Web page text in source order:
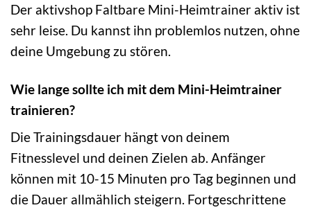
Der aktivshop Faltbare Mini-Heimtrainer aktiv ist
sehr leise. Du kannst ihn problemlos nutzen, ohne
deine Umgebung zu stören.
Wie lange sollte ich mit dem Mini-Heimtrainer
trainieren?
Die Trainingsdauer hängt von deinem
Fitnesslevel und deinen Zielen ab. Anfänger
können mit 10-15 Minuten pro Tag beginnen und
die Dauer allmählich steigern. Fortgeschrittene